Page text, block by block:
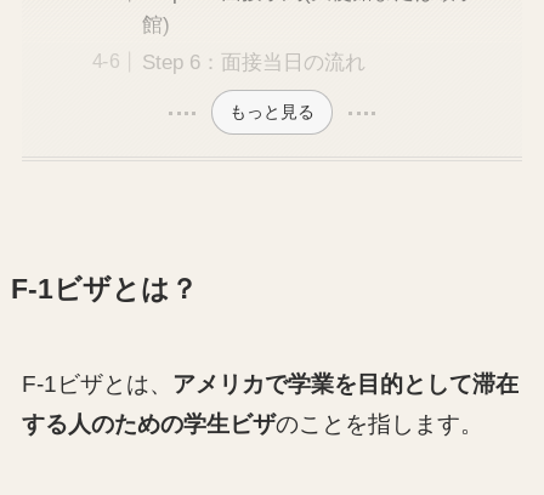
館)
Step 6：面接当日の流れ
もっと見る
F-1ビザとは？
F-1ビザとは、 アメリカで学業を目的として滞在
する人のための学生ビザのことを指します。